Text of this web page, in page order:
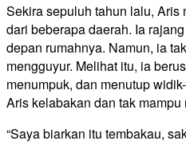
Sekira sepuluh tahun lalu, Aris
dari beberapa daerah. Ia
depan rumahnya. Namun, ia
mengguyur. Melihat itu, ia
menumpuk, dan menutup
Aris kelabakan dan tak mampu
“Saya biarkan itu tembakau,